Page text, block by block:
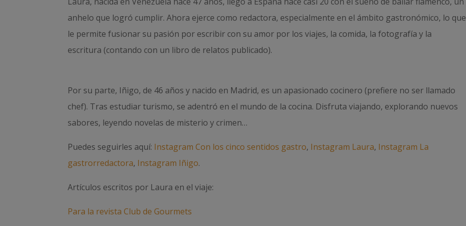
anhelo que logró cumplir. Ahora ejerce como redactora, especialmente en el ámbito gastronómico, lo que
le permite fusionar su pasión por escribir con su amor por los viajes, la comida, la fotografía y la
escritura (contando con un libro de relatos publicado).
Por su parte, Iñigo, de 46 años y nacido en Madrid, es un apasionado cocinero (prefiere no ser llamado
chef). Tras estudiar turismo, se adentró en el mundo de la cocina. Disfruta viajando, explorando nuevos
sabores, leyendo novelas de misterio y crimen…
Puedes seguirles aquí: Instagram Con los cinco sentidos gastro, Instagram Laura, Instagram La
gastrorredactora, Instagram Iñigo.
Artículos escritos por Laura en el viaje:
Para la revista Club de Gourmets